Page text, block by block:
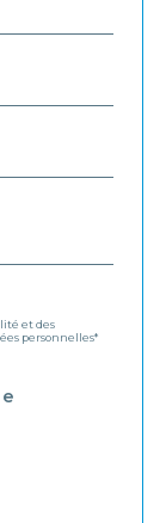
et des
personnelles*